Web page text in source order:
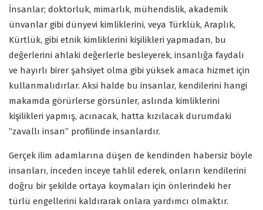
İnsanlar; doktorluk, mimarlık, mühendislik, akademik
ünvanlar gibi dünyevi kimliklerini, veya Türklük, Araplık,
Kürtlük, gibi etnik kimliklerini kişilikleri yapmadan, bu
değerlerini ahlaki değerlerle besleyerek, insanlığa faydalı
ve hayırlı birer şahsiyet olma gibi yüksek amaca hizmet için
kullanmalıdırlar. Aksi halde bu insanlar, kendilerini hangi
makamda görürlerse görsünler, aslında kimliklerini
kişilikleri yapmış, acınacak, hatta kızılacak durumdaki
“zavallı insan” profilinde insanlardır.
Gerçek ilim adamlarına düşen de kendinden habersiz böyle
insanları, inceden inceye tahlil ederek, onların kendilerini
doğru bir şekilde ortaya koymaları için önlerindeki her
türlü engellerini kaldırarak onlara yardımcı olmaktır.